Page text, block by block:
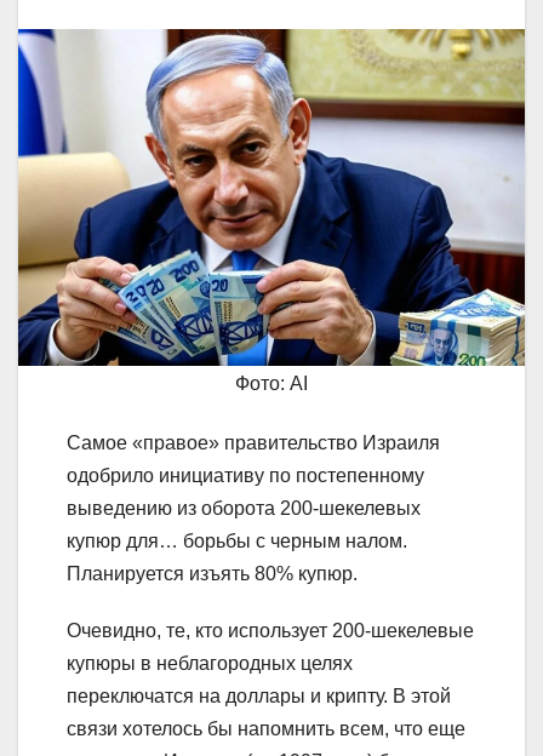
Фото: AI
Самое «правое» правительство Израиля
одобрило инициативу по постепенному
выведению из оборота 200-шекелевых
купюр для… борьбы с черным налом.
Планируется изъять 80% купюр.
Очевидно, те, кто использует 200-шекелевые
купюры в неблагородных целях
переключатся на доллары и крипту. В этой
связи хотелось бы напомнить всем, что еще